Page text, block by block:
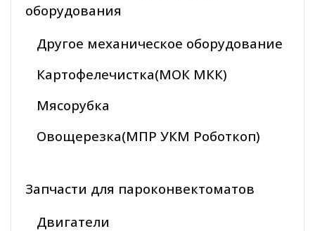
оборудования
Другое механическое оборудование
Картофелечистка(МОК МКК)
Мясорубка
Овощерезка(МПР УКМ Роботкоп)
Запчасти для пароконвектоматов
Двигатели